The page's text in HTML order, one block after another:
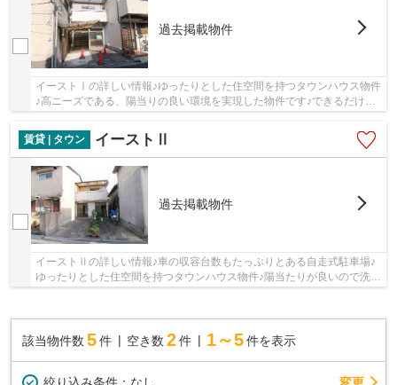
過去掲載物件
イーストⅠの詳しい情報♪ゆったりとした住空間を持つタウンハウス物件
♪高ニーズである、陽当りの良い環境を実現した物件です♪できるだけ早
賃貸 | タウン
イーストⅡ
過去掲載物件
イーストⅡの詳しい情報♪車の収容台数もたっぷりとある自走式駐車場♪
ゆったりとした住空間を持つタウンハウス物件♪陽当たりが良いので洗濯
該当物件数 5件 空き数 2 件 1～5 件を表示
変更